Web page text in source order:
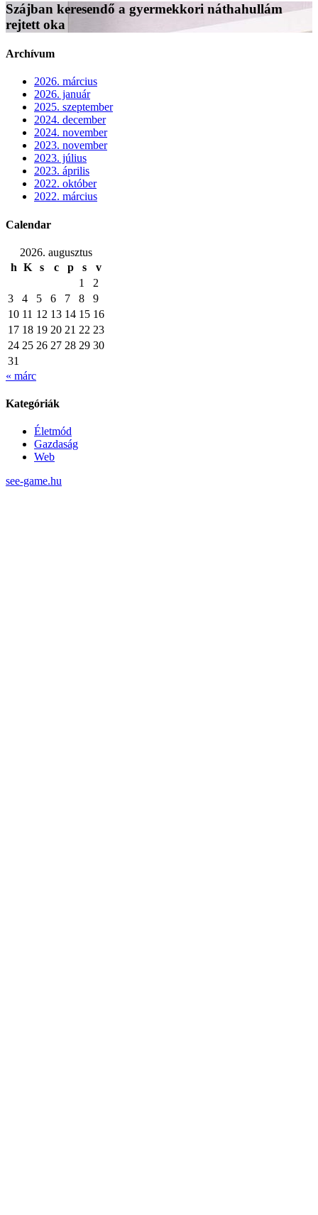
Szájban keresendő a gyermekkori náthahullám
rejtett oka
Archívum
2026. március
2026. január
2025. szeptember
2024. december
2024. november
2023. november
2023. július
2023. április
2022. október
2022. március
Calendar
2026. augusztus
h K s c p s
v
1
2
3
4 5 6 7 8
9
10 11 12 13 14 15 16
17 18 19 20 21 22 23
24 25 26 27 28 29 30
31
« márc
Kategóriák
Életmód
Gazdaság
Web
see-game.hu